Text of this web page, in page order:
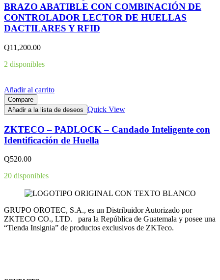
BRAZO ABATIBLE CON COMBINACIÓN DE
CONTROLADOR LECTOR DE HUELLAS
DACTILARES Y RFID
Q11,200.00
2 disponibles
Añadir al carrito
Compare
Añadir a la lista de deseos Quick View
ZKTECO – PADLOCK – Candado Inteligente con
Identificación de Huella
Q520.00
20 disponibles
GRUPO OROTEC, S.A., es un Distribuidor Autorizado por
ZKTECO CO., LTD. para la República de Guatemala y posee una
“Tienda Insignia” de productos exclusivos de ZKTeco.